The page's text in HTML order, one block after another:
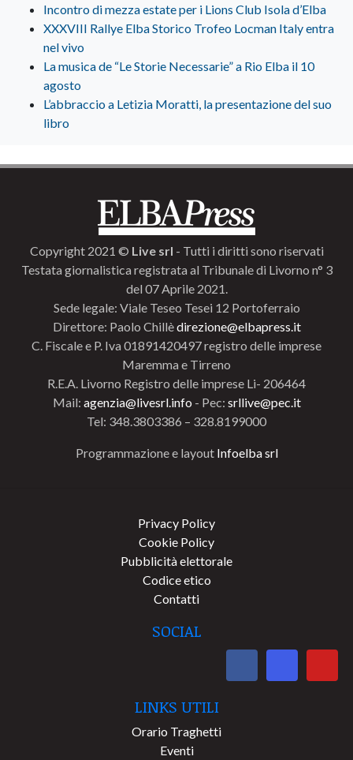
Incontro di mezza estate per i Lions Club Isola d’Elba
XXXVIII Rallye Elba Storico Trofeo Locman Italy entra
nel vivo
La musica de “Le Storie Necessarie” a Rio Elba il 10
agosto
L’abbraccio a Letizia Moratti, la presentazione del suo
libro
Copyright 2021 © Live srl - Tutti i diritti sono riservati
Testata giornalistica registrata al Tribunale di Livorno n° 3
del 07 Aprile 2021.
Sede legale: Viale Teseo Tesei 12 Portoferraio
Direttore: Paolo Chillèdirezione@elbapress.it
C. Fiscale e P. Iva 01891420497 registro delle imprese
Maremma e Tirreno
R.E.A. Livorno Registro delle imprese Li- 206464
Mail: agenzia@livesrl.info - Pec: srllive@pec.it
Tel: 348.3803386 – 328.8199000
Programmazione e layout Infoelba srl
Privacy Policy
Cookie Policy
Pubblicità elettorale
Codice etico
Contatti
SOCIAL
LINKS UTILI
Orario Traghetti
Eventi